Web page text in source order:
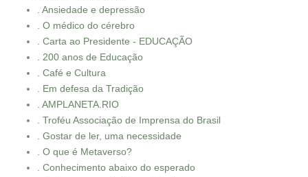
. Ansiedade e depressão
. O médico do cérebro
. Carta ao Presidente - EDUCAÇÃO
. 200 anos de Educação
. Café e Cultura
. Em defesa da Tradição
. AMPLANETA.RIO
. Troféu Associação de Imprensa do Brasil
. Gostar de ler, uma necessidade
. O que é Metaverso?
. Conhecimento abaixo do esperado